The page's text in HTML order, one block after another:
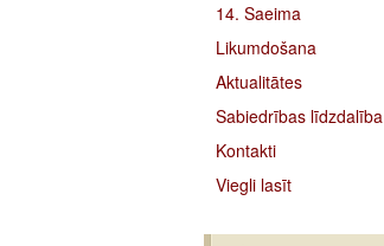
14. Saeima
Likumdošana
Aktualitātes
Sabiedrības līdzdalība
Kontakti
Viegli lasīt